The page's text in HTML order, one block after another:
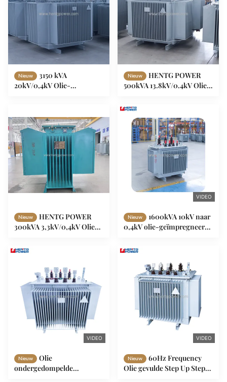
Nieuw
3150 kVA
20kV/0,4kV Olie-
Buitendistributie
transformator
Nieuw
HENTG POWER
500kVA 13.8kV/0.4kV Olie-
Transformator met ONAN-
Stroomdistributie
Nieuw
HENTG POWER
300kVA 3,3kV/0,4kV Olie
transformator met kust-
anti-corrosie ontwerp voor
Zuid-Afrika
VIDEO
Nieuw
1600kVA 10kV naar
0,4kV olie-geïmpregneerde
VIDEO
Nieuw
Olie
ondergedompelde
VIDEO
Nieuw
60Hz Frequency
Olie gevulde Step Up Step